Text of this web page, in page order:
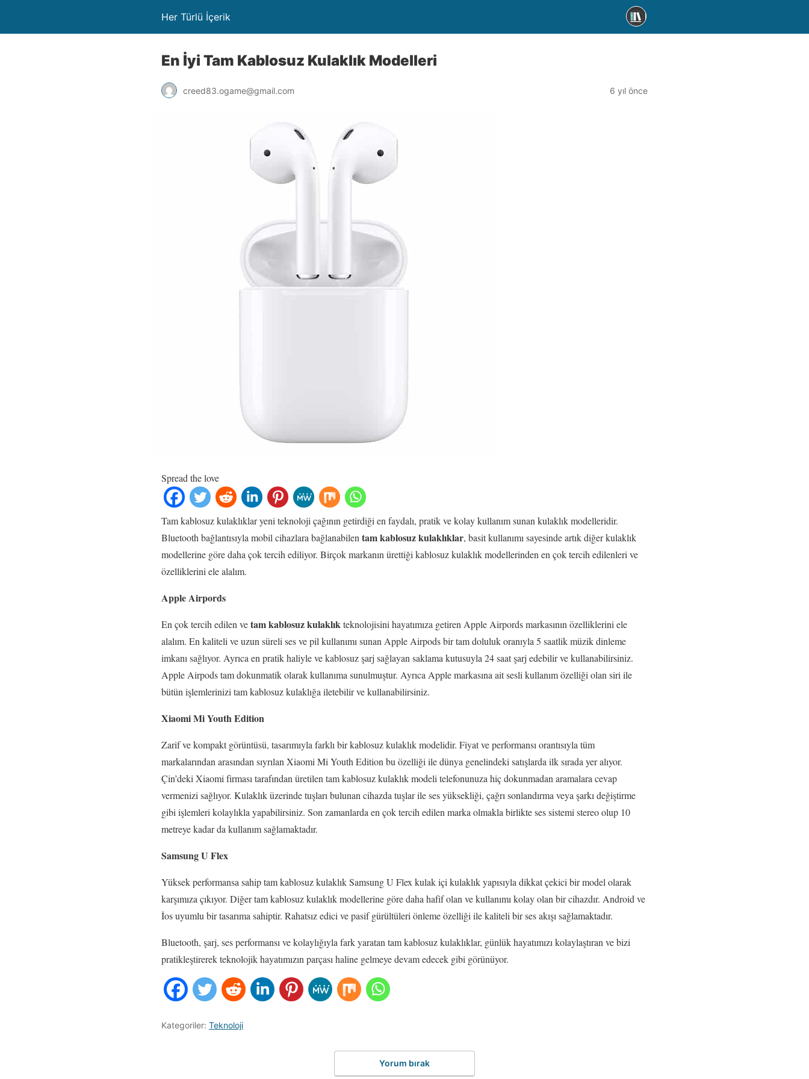
Her Türlü İçerik
En İyi Tam Kablosuz Kulaklık Modelleri
creed83.ogame@gmail.com 6 yıl önce
Spread the love
Tam kablosuz kulaklıklar yeni teknoloji çağının getirdiği en faydalı, pratik ve kolay kullanım sunan kulaklık modelleridir.
Bluetooth bağlantısıyla mobil cihazlara bağlanabilen tam kablosuz kulaklıklar, basit kullanımı sayesinde artık diğer kulaklık
modellerine göre daha çok tercih ediliyor. Birçok markanın ürettiği kablosuz kulaklık modellerinden en çok tercih edilenleri ve
özelliklerini ele alalım.
Apple Airpords
En çok tercih edilen vetam kablosuz kulaklıkteknolojisini hayatımıza getiren Apple Airpords markasının özelliklerini ele
alalım. En kaliteli ve uzun süreli ses ve pil kullanımı sunan Apple Airpods bir tam doluluk oranıyla 5 saatlik müzik dinleme
imkanı sağlıyor. Ayrıca en pratik haliyle ve kablosuz şarj sağlayan saklama kutusuyla 24 saat şarj edebilir ve kullanabilirsiniz.
Apple Airpods tam dokunmatik olarak kullanıma sunulmuştur. Ayrıca Apple markasına ait sesli kullanım özelliği olan siri ile
bütün işlemlerinizi tam kablosuz kulaklığa iletebilir ve kullanabilirsiniz.
Xiaomi Mi Youth Edition
Zarif ve kompakt görüntüsü, tasarımıyla farklı bir kablosuz kulaklık modelidir. Fiyat ve performansı orantısıyla tüm
markalarından arasından sıyrılan Xiaomi Mi Youth Edition bu özelliği ile dünya genelindeki satışlarda ilk sırada yer alıyor.
Çin’deki Xiaomi firması tarafından üretilen tam kablosuz kulaklık modeli telefonunuza hiç dokunmadan aramalara cevap
vermenizi sağlıyor. Kulaklık üzerinde tuşları bulunan cihazda tuşlar ile ses yüksekliği, çağrı sonlandırma veya şarkı değiştirme
gibi işlemleri kolaylıkla yapabilirsiniz. Son zamanlarda en çok tercih edilen marka olmakla birlikte ses sistemi stereo olup 10
metreye kadar da kullanım sağlamaktadır.
Samsung U Flex
Yüksek performansa sahip tam kablosuz kulaklık Samsung U Flex kulak içi kulaklık yapısıyla dikkat çekici bir model olarak
karşımıza çıkıyor. Diğer tam kablosuz kulaklık modellerine göre daha hafif olan ve kullanımı kolay olan bir cihazdır. Android ve
İos uyumlu bir tasarıma sahiptir. Rahatsız edici ve pasif gürültüleri önleme özelliği ile kaliteli bir ses akışı sağlamaktadır.
Bluetooth, şarj, ses performansı ve kolaylığıyla fark yaratan tam kablosuz kulaklıklar, günlük hayatımızı kolaylaştıran ve bizi
pratikleştirerek teknolojik hayatımızın parçası haline gelmeye devam edecek gibi görünüyor.
Kategoriler: Teknoloji
Yorum bırak